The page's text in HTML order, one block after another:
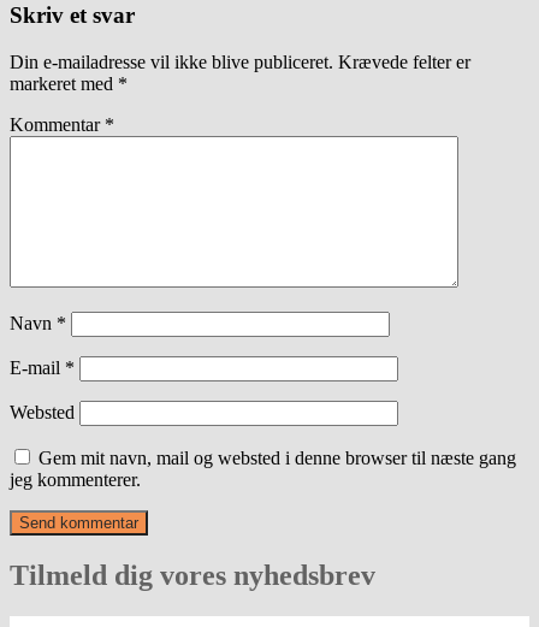
Skriv et svar
Din e-mailadresse vil ikke blive publiceret. Krævede felter er
markeret med *
Kommentar *
Navn *
E-mail *
Websted
Gem mit navn, mail og websted i denne browser til næste gang
jeg kommenterer.
Tilmeld dig vores nyhedsbrev